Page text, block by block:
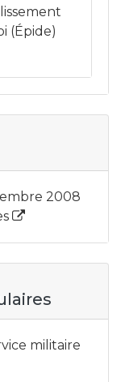
(Épide)
2008
militaire